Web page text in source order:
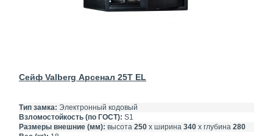
Сейф Valberg Арсенал 25T EL
Тип замка: Электронный кодовый
Взломостойкость (по ГОСТ): S1
Размеры внешние (мм): высота 250 х ширина 340 х глубина 280